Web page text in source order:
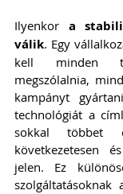
Ilyenkor a
válik. Egy
kell minden
megszólalnia,
kampányt
technológiát a
sokkal többet
következetesen
jelen. Ez
szolgáltatásoknak